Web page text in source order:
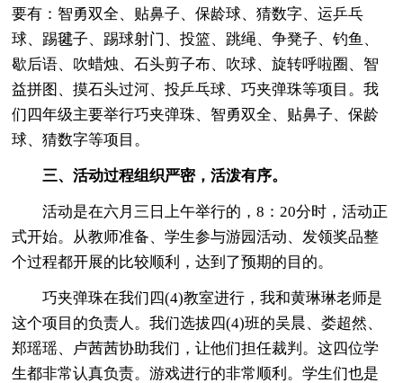
要有：智勇双全、贴鼻子、保龄球、猜数字、运乒乓
球、踢毽子、踢球射门、投篮、跳绳、争凳子、钓鱼、
歇后语、吹蜡烛、石头剪子布、吹球、旋转呼啦圈、智
益拼图、摸石头过河、投乒乓球、巧夹弹珠等项目。我
们四年级主要举行巧夹弹珠、智勇双全、贴鼻子、保龄
球、猜数字等项目。
三、活动过程组织严密，活泼有序。
活动是在六月三日上午举行的，8：20分时，活动正
式开始。从教师准备、学生参与游园活动、发领奖品整
个过程都开展的比较顺利，达到了预期的目的。
巧夹弹珠在我们四(4)教室进行，我和黄琳琳老师是
这个项目的负责人。我们选拔四(4)班的吴晨、娄超然、
郑瑶瑶、卢茜茜协助我们，让他们担任裁判。这四位学
生都非常认真负责。游戏进行的非常顺利。学生们也是